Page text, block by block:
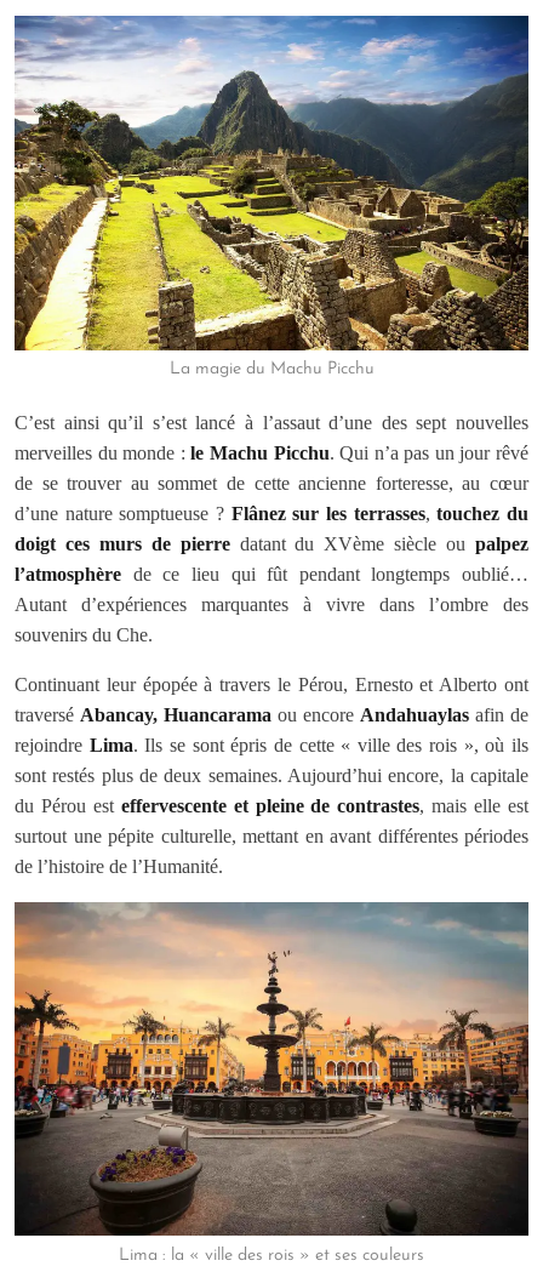
La magie du Machu Picchu
C’est ainsi qu’il s’est lancé à l’assaut d’une des sept nouvelles
merveilles du monde :le Machu Picchu. Qui n’a pas un jour rêvé
de se trouver au sommet de cette ancienne forteresse, au cœur
d’une nature somptueuse ? Flânez sur les terrasses,touchez du
doigt ces murs de pierredatant du XVème siècle oupalpez
l’atmosphère de ce lieu qui fût pendant longtemps oublié…
Autant d’expériences marquantes à vivre dans l’ombre des
souvenirs du Che.
Continuant leur épopée à travers le Pérou, Ernesto et Alberto ont
traversé Abancay, Huancarama ou encore Andahuaylas afin de
rejoindre Lima. Ils se sont épris de cette « ville des rois », où ils
sont restés plus de deux semaines. Aujourd’hui encore, la capitale
du Pérou est effervescente et pleine de contrastes, mais elle est
surtout une pépite culturelle, mettant en avant différentes périodes
de l’histoire de l’Humanité.
Lima : la « ville des rois » et ses couleurs